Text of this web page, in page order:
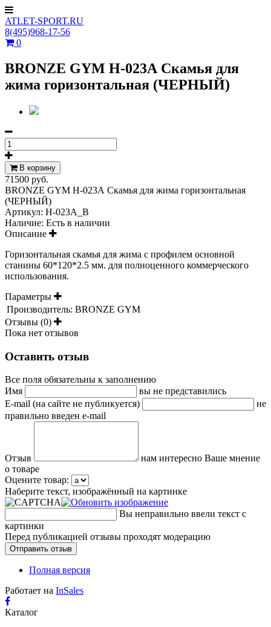
ATLET-SPORT.RU
8(495)968-17-56
0
BRONZE GYM H-023А Скамья для
жима горизонтальная (ЧЕРНЫЙ)
В корзину
71500 руб.
BRONZE GYM H-023А Скамья для жима горизонтальная
(ЧЕРНЫЙ)
Артикул: H-023A_B
Наличие: Есть в наличии
Описание
Горизонтальная скамья для жима с профилем основной
станины 60*120*2.5 мм. для полноценного коммерческого
использования.
Параметры
Производитель: BRONZE GYM
Отзывы (0)
Пока нет отзывов
Оставить отзыв
Все поля обязательны к заполнению
Имя
вы не представились
E-mail (на сайте не публикуется)
не
правильно введен e-mail
Отзыв
нам интересно Ваше мнение
о товаре
Оцените товар:
Наберите текст, изображённый на картинке
Вы неправильно ввели текст с
картинки
Перед публикацией отзывы проходят модерацию
Полная версия
Работает на InSales
Каталог